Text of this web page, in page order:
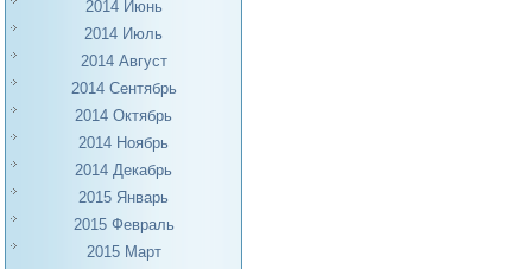
2014 Июнь
2014 Июль
2014 Август
2014 Сентябрь
2014 Октябрь
2014 Ноябрь
2014 Декабрь
2015 Январь
2015 Февраль
2015 Март